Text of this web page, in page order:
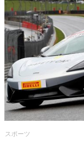
スポーツ